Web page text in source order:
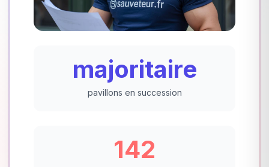
majoritaire
pavillons en succession
142